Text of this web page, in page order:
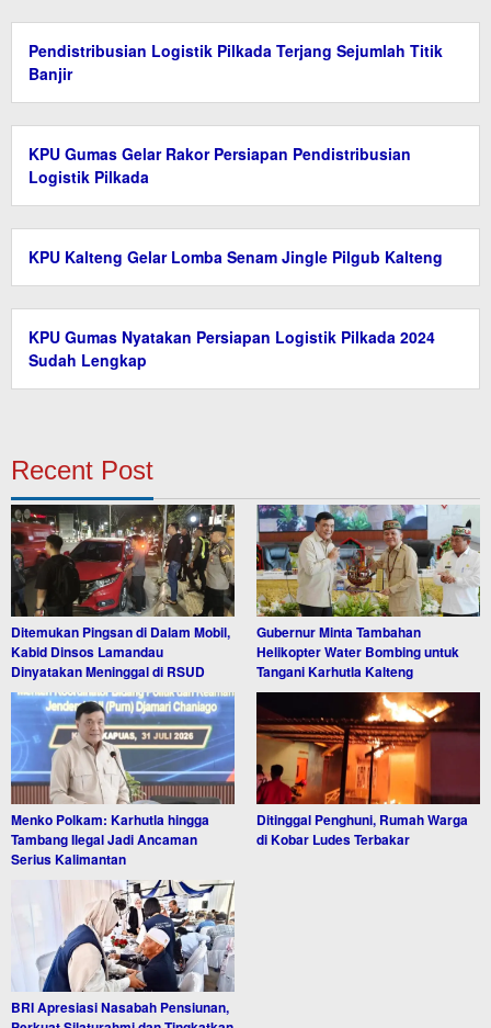
Pendistribusian Logistik Pilkada Terjang Sejumlah Titik
Banjir
KPU Gumas Gelar Rakor Persiapan Pendistribusian
Logistik Pilkada
KPU Kalteng Gelar Lomba Senam Jingle Pilgub Kalteng
KPU Gumas Nyatakan Persiapan Logistik Pilkada 2024
Sudah Lengkap
Recent Post
Ditemukan Pingsan di Dalam Mobil,
Kabid Dinsos Lamandau
Dinyatakan Meninggal di RSUD
Gubernur Minta Tambahan
Helikopter Water Bombing untuk
Tangani Karhutla Kalteng
Menko Polkam: Karhutla hingga
Tambang Ilegal Jadi Ancaman
Serius Kalimantan
Ditinggal Penghuni, Rumah Warga
di Kobar Ludes Terbakar
BRI Apresiasi Nasabah Pensiunan,